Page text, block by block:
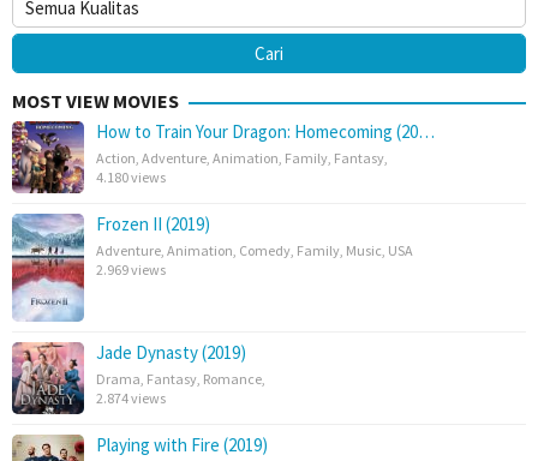
MOST VIEW MOVIES
How to Train Your Dragon: Homecoming (20…
Action Adventure Animation Family Fantasy
4.180 views
Frozen II (2019)
Adventure Animation Comedy Family Music USA
2.969 views
Jade Dynasty (2019)
Drama Fantasy Romance
2.874 views
Playing with Fire (2019)